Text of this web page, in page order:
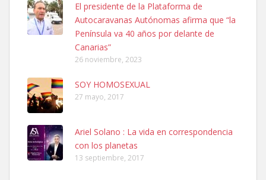
PERRO MACHO RAZA SHIBA CON MICROCHIP PERDIDO HOY
06/07/2025 ZONA MESA Y LOPEZ. ES MUY ASUSTADIZO
Leales.org » Gran Canaria
6.7.2025
Ninfa perdida
El día 5 se los perdió una ninfa papillera, asustada tiene miedo a la
calle, se perdió por la zon...
El presidente de la Plataforma de
Autocaravanas Autónomas afirma que “la
Península va 40 años por delante de
Canarias”
26 noviembre, 2023
SOY HOMOSEXUAL
27 mayo, 2017
Ariel Solano : La vida en correspondencia
con los planetas
13 septiembre, 2017